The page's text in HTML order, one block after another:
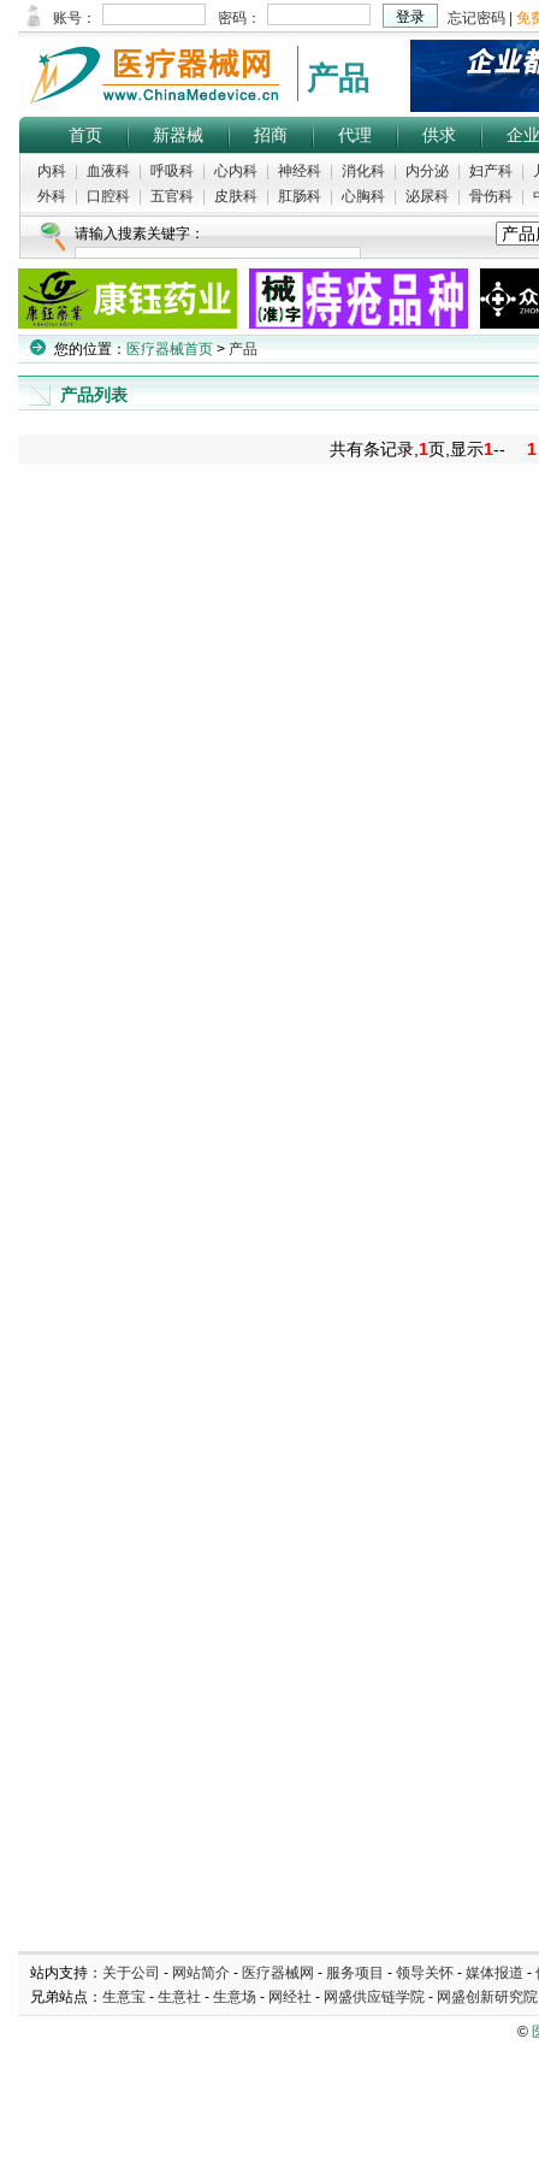
产品
首页 新器械 招商 代理 供求 企业
内科 血液科 呼吸科 心内科 神经科 消化科 内分泌 妇产科
外科
口腔科 五官科 皮肤科 肛肠科 心胸科 泌尿科 骨伤科
请输入搜素关键字：
您的位置： 医疗器械首页 > 产品
产品列表
共有条记录, 1页,显示1-- 1
站内支持： 关于公司 - 网站简介 - 医疗器械网 - 服务项目 - 领导关怀 - 媒体报道 -
兄弟站点： 生意宝 - 生意社 - 生意场 - 网经社 - 网盛供应链学院 - 网盛创新研究院
©